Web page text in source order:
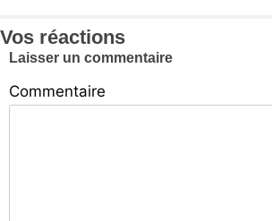
Vos réactions
Laisser un commentaire
Commentaire